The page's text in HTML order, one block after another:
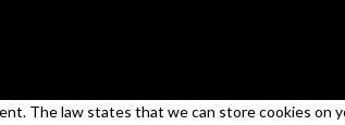
The law states that we can store cookies